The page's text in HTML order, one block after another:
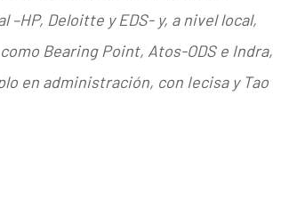
Deloitte y EDS- y, a nivel local,
Bearing Point, Atos-ODS e Indra,
en administración, con Iecisa y Tao